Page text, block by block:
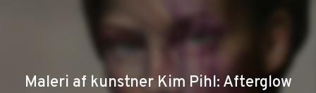
Maleri af kunstner Kim Pihl: Afterglow